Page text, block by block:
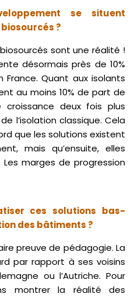
se situent
?
sont une réalité !
désormais près de 10%
Quant aux isolants
au moins 10% de part de
deux fois plus
l’isolation classique. Cela
que les solutions existent
mais qu’ensuite, elles
marges de progression
ces solutions bas-
des bâtiments ?
preuve de pédagogie. La
par rapport à ses voisins
ou l’Autriche. Pour
montrer la réalité des